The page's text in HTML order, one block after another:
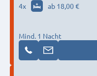
4x ab 18,00 €
Mind. 1 Nacht